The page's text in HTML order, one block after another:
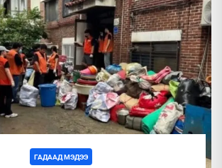
ГАДААД МЭДЭЭ